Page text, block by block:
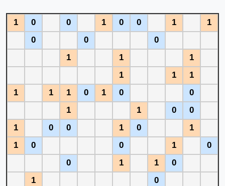
1 0 0 1 0 0 1
1
0
0
0
1
1
1
1
1
1
1
1 1 0 1 0
0
1
1 0
0
1
0 0 1 0
1
1
0 0 1
0
0
1 1
0
1
0